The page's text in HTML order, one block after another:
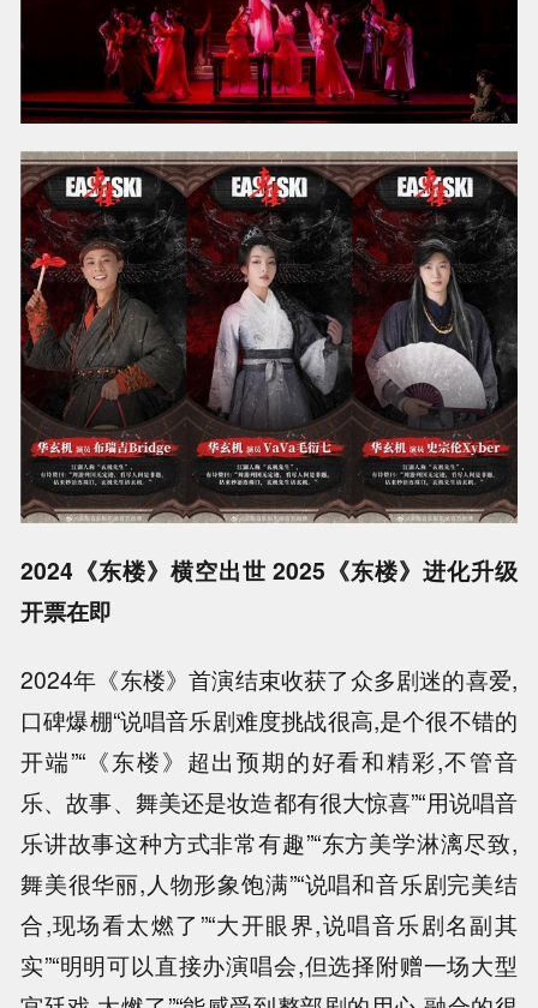
2024《东楼》横空出世 2025《东楼》进化升级
开票在即
2024年《东楼》首演结束收获了众多剧迷的喜爱,
口碑爆棚“说唱音乐剧难度挑战很高,是个很不错的
开端”“《东楼》超出预期的好看和精彩,不管音
乐、故事、舞美还是妆造都有很大惊喜”“用说唱音
乐讲故事这种方式非常有趣”“东方美学淋漓尽致,
舞美很华丽,人物形象饱满”“说唱和音乐剧完美结
合,现场看太燃了”“大开眼界,说唱音乐剧名副其
实”“明明可以直接办演唱会,但选择附赠一场大型